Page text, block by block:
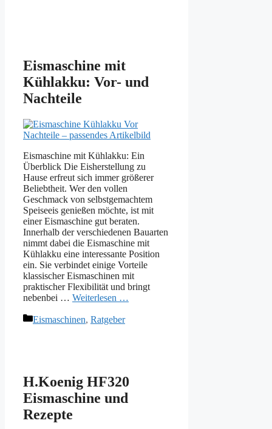
Eismaschine mit
Kühlakku: Vor- und
Nachteile
Eismaschine mit Kühlakku: Ein
Überblick Die Eisherstellung zu
Hause erfreut sich immer größerer
Beliebtheit. Wer den vollen
Geschmack von selbstgemachtem
Speiseeis genießen möchte, ist mit
einer Eismaschine gut beraten.
Innerhalb der verschiedenen Bauarten
nimmt dabei die Eismaschine mit
Kühlakku eine interessante Position
ein. Sie verbindet einige Vorteile
klassischer Eismaschinen mit
praktischer Flexibilität und bringt
nebenbei … Weiterlesen …
Kategorien
Eismaschinen, Ratgeber
H.Koenig HF320
Eismaschine und
Rezepte